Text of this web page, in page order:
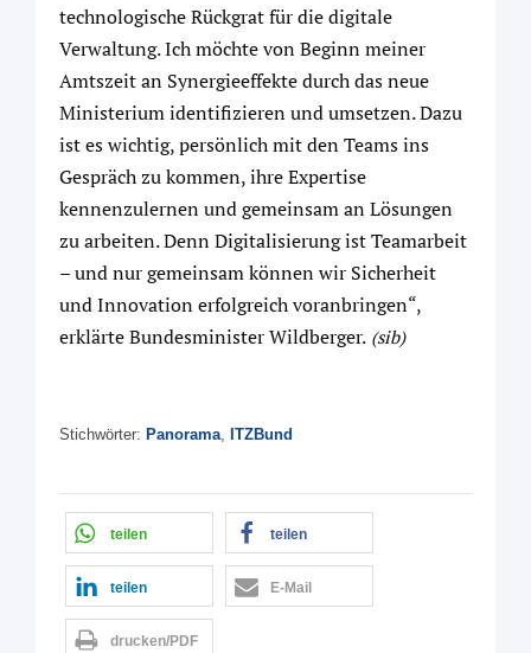
technologische Rückgrat für die digitale
Verwaltung. Ich möchte von Beginn meiner
Amtszeit an Synergieeffekte durch das neue
Ministerium identifizieren und umsetzen. Dazu
ist es wichtig, persönlich mit den Teams ins
Gespräch zu kommen, ihre Expertise
kennenzulernen und gemeinsam an Lösungen
zu arbeiten. Denn Digitalisierung ist Teamarbeit
– und nur gemeinsam können wir Sicherheit
und Innovation erfolgreich voranbringen“,
erklärte Bundesminister Wildberger. (sib)
Stichwörter: Panorama, ITZBund
teilen teilen
teilen E-Mail
drucken/PDF